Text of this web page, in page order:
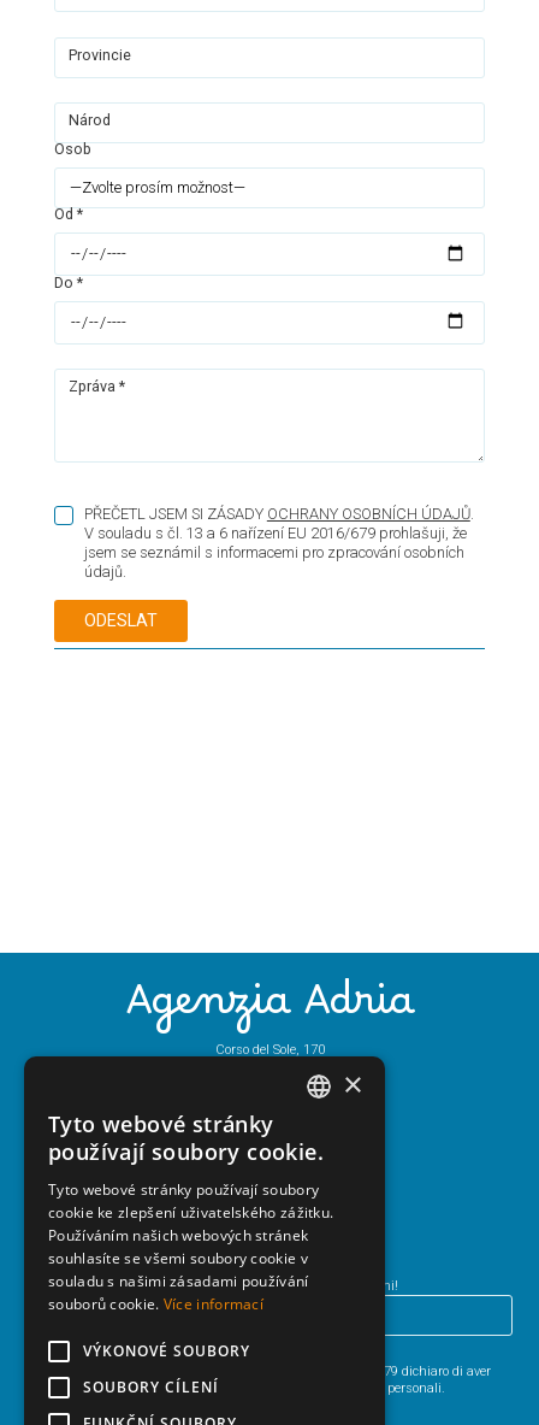
Provincie
Národ
Osob
Od *
Do *
Zpráva *
PŘEČETL JSEM SI ZÁSADY OCHRANY OSOBNÍCH ÚDAJŮ.
V souladu s čl. 13 a 6 nařízení EU 2016/679 prohlašuji, že
jsem se seznámil s informacemi pro zpracování osobních
údajů.
Agenzia Adria
Corso del Sole, 170
+39 0431 43444
Newsletter
Iscriviti alla newsletter e resta aggiornato su Bibione e dintorni!
HO LETTOL’INFORMATIVA SULLA PRIVACY
Ai sensi degli articoli 13 e 6 del Regolamento UE 2016/679 dichiaro di aver
preso visione dell’informativa per il trattamento dei dati personali.
GERMAN
HUNGARIAN
×
Tyto webové stránky
používají soubory cookie.
Tyto webové stránky používají soubory
cookie ke zlepšení uživatelského zážitku.
Používáním našich webových stránek
souhlasíte se všemi soubory cookie v
souladu s našimi zásadami používání
souborů cookie. Více informací
VÝKONOVÉ SOUBORY
SOUBORY CÍLENÍ